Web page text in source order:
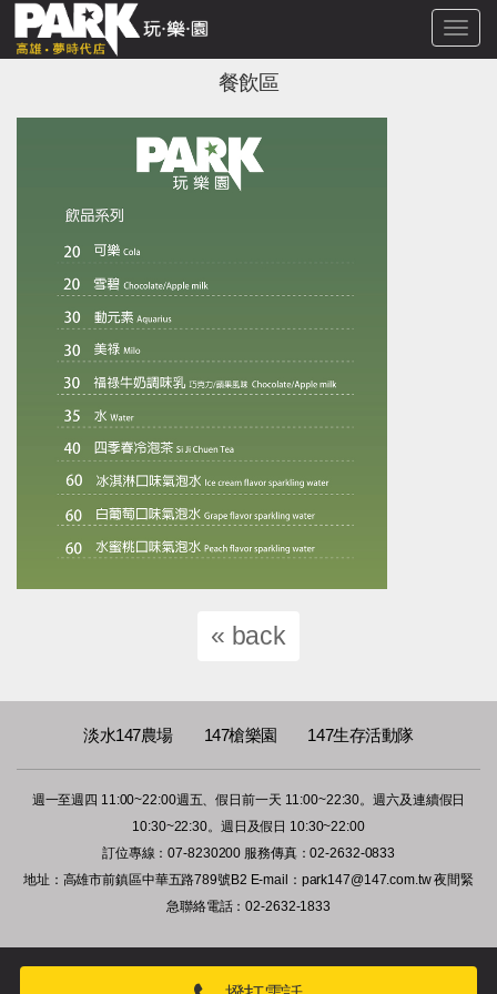
餐飲區
« back
淡水147農場 147槍樂園 147生存活動隊
週一至週四 11:00~22:00週五、假日前一天 11:00~22:30。週六及連續假日
10:30~22:30。週日及假日 10:30~22:00
訂位專線：07-8230200 服務傳真：02-2632-0833
地址：高雄市前鎮區中華五路789號B2 E-mail： park147@147.com.tw 夜間緊
急聯絡電話：02-2632-1833